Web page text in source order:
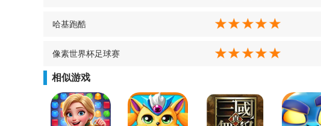
哈基跑酷
像素世界杯足球赛
相似游戏